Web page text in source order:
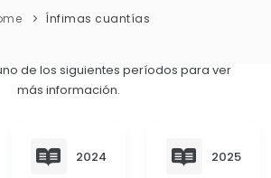
PARTICIPACIÓN
información pública
Ínfimas cuantías
de los siguientes períodos para ver
más información.
2024 2025